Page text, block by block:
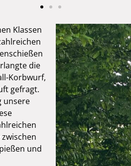
Klassen
die
Korbwurf,
gefragt.
unsere
und